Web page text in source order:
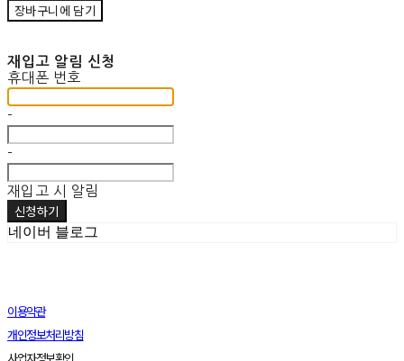
장바구니에 담기
재입고 알림 신청
휴대폰 번호
-
-
재입고 시 알림
신청하기
네이버 블로그
이용약관
개인정보처리방침